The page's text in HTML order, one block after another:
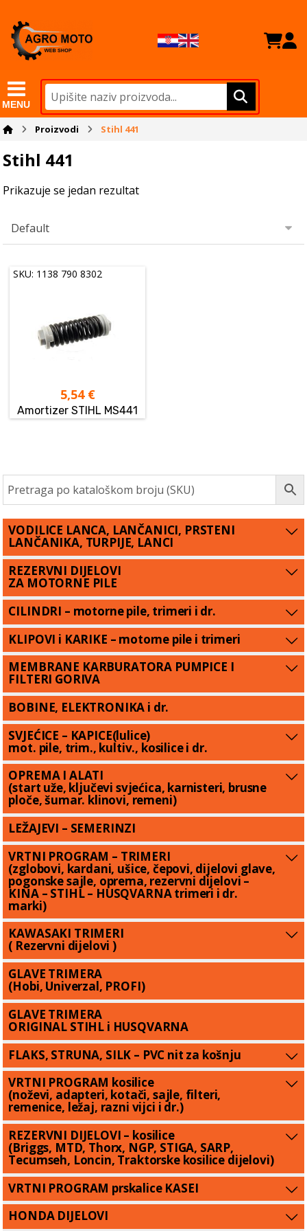
MENU
Proizvodi Stihl 441
Stihl 441
Prikazuje se jedan rezultat
SKU: 1138 790 8302
5,54 €
Amortizer STIHL MS441
VODILICE LANCA, LANČANICI, PRSTENI
LANČANIKA, TURPIJE, LANCI
REZERVNI DIJELOVI
ZA MOTORNE PILE
CILINDRI – motorne pile, trimeri i dr.
KLIPOVI i KARIKE – motorne pile i trimeri
MEMBRANE KARBURATORA PUMPICE I
FILTERI GORIVA
BOBINE, ELEKTRONIKA i dr.
SVJEĆICE – KAPICE(lulice)
mot. pile, trim., kultiv., kosilice i dr.
OPREMA I ALATI
(start uže, ključevi svjećica, karnisteri, brusne
ploče, šumar. klinovi, remeni)
LEŽAJEVI – SEMERINZI
VRTNI PROGRAM – TRIMERI
(zglobovi, kardani, ušice, čepovi, dijelovi glave,
pogonske sajle, oprema, rezervni dijelovi –
KINA – STIHL – HUSQVARNA trimeri i dr.
marki)
KAWASAKI TRIMERI
( Rezervni dijelovi )
GLAVE TRIMERA
(Hobi, Univerzal, PROFI)
GLAVE TRIMERA
ORIGINAL STIHL i HUSQVARNA
FLAKS, STRUNA, SILK – PVC nit za košnju
VRTNI PROGRAM kosilice
(noževi, adapteri, kotači, sajle, filteri,
remenice, ležaj, razni vijci i dr.)
REZERVNI DIJELOVI – kosilice
(Briggs, MTD, Thorx, NGP, STIGA, SARP,
Tecumseh, Loncin, Traktorske kosilice dijelovi)
VRTNI PROGRAM prskalice KASEI
HONDA DIJELOVI